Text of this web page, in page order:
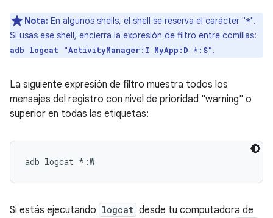
Nota: En algunos shells, el shell se reserva el carácter "*".
Si usas ese shell, encierra la expresión de filtro entre comillas:
adb logcat "ActivityManager:I MyApp:D *:S".
La siguiente expresión de filtro muestra todos los
mensajes del registro con nivel de prioridad "warning" o
superior en todas las etiquetas:
Si estás ejecutando logcat desde tu computadora de